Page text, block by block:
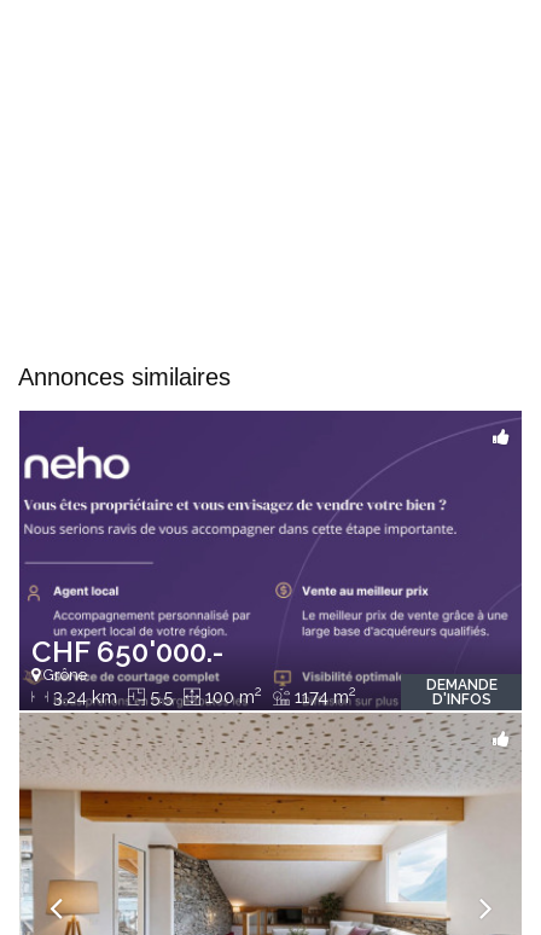
Annonces similaires
CHF 650'000.-
Grône
3.24 km 5.5 100 m2 1174 m2
DEMANDE
D'INFOS